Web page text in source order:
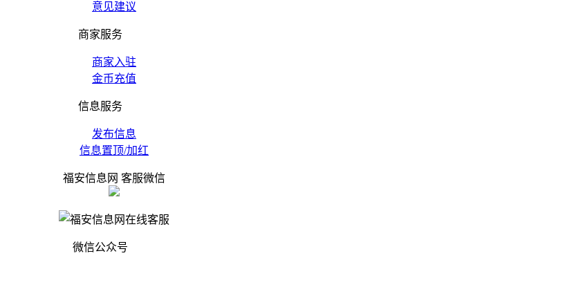
意见建议
商家服务
商家入驻
金币充值
信息服务
发布信息
信息置顶/加红
福安信息网 客服微信
微信公众号